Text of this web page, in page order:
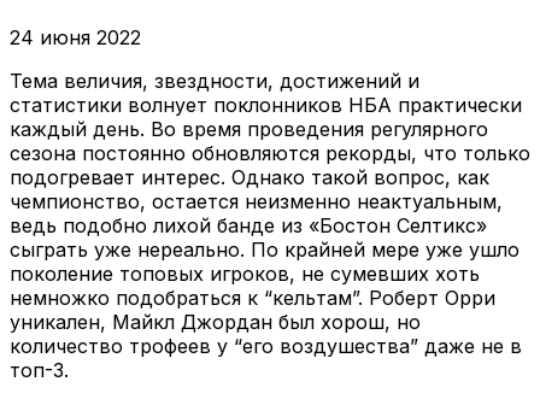
24 июня 2022
Тема величия, звездности, достижений и
статистики волнует поклонников НБА практически
каждый день. Во время проведения регулярного
сезона постоянно обновляются рекорды, что только
подогревает интерес. Однако такой вопрос, как
чемпионство, остается неизменно неактуальным,
ведь подобно лихой банде из «Бостон Селтикс»
сыграть уже нереально. По крайней мере уже ушло
поколение топовых игроков, не сумевших хоть
немножко подобраться к “кельтам”. Роберт Орри
уникален, Майкл Джордан был хорош, но
количество трофеев у “его воздушества” даже не в
топ-3.